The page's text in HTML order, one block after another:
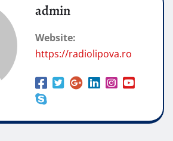
admin
Website:
https://radiolipova.ro